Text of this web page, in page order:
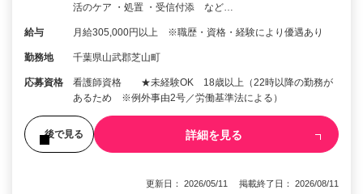
活のケア ・処置 ・受信付添 など…
給与 月給305,000円以上 ※職歴・資格・経験により優遇あり
勤務地 千葉県山武郡芝山町
応募資格
看護師資格 ★未経験OK 18歳以上（22時以降の勤務が
あるため ※例外事由2号／労働基準法による）
後で見る 詳細を見る
更新日： 2026/05/11 掲載終了日： 2026/08/11